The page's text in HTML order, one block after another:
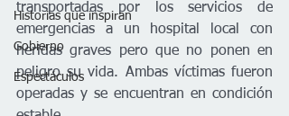
Historias que inspiran
Gobierno
Espectáculos
transportadas por los servicios de
emergencias a un hospital local con
heridas graves pero que no ponen en
peligro su vida. Ambas víctimas fueron
operadas y se encuentran en condición